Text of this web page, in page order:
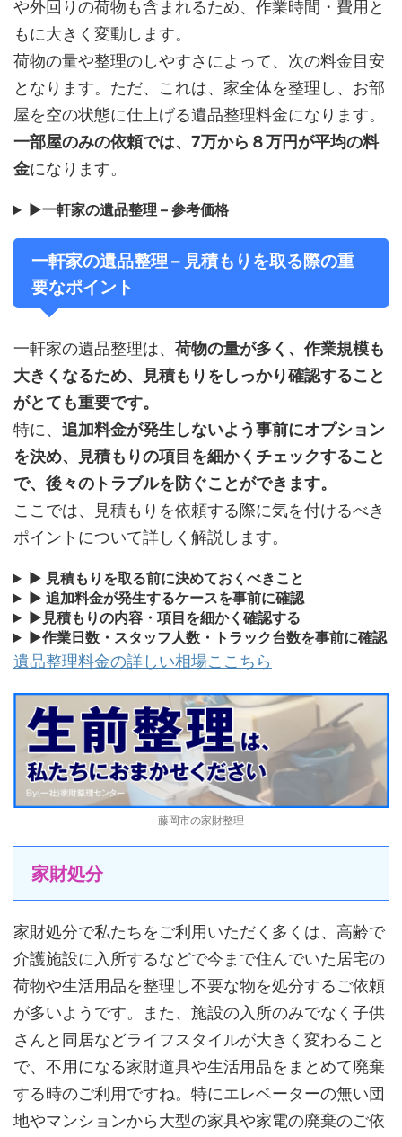
や外回りの荷物も含まれるため、作業時間・費用と
もに大きく変動します。
荷物の量や整理のしやすさによって、次の料金目安
となります。ただ、これは、家全体を整理し、お部
屋を空の状態に仕上げる遺品整理料金になります。
一部屋のみの依頼では、7万から８万円が平均の料
金になります。
▶一軒家の遺品整理 – 参考価格
一軒家の遺品整理 – 見積もりを取る際の重
要なポイント
一軒家の遺品整理は、 荷物の量が多く、作業規模も
大きくなるため、見積もりをしっかり確認すること
がとても重要です。
特に、 追加料金が発生しないよう事前にオプション
を決め、見積もりの項目を細かくチェックすること
で、後々のトラブルを防ぐことができます。
ここでは、見積もりを依頼する際に気を付けるべき
ポイントについて詳しく解説します。
▶ 見積もりを取る前に決めておくべきこと
▶ 追加料金が発生するケースを事前に確認
▶ 見積もりの内容・項目を細かく確認する
▶作業日数・スタッフ人数・トラック台数を事前に確認
遺品整理料金の詳しい相場ここちら
藤岡市の家財整理
家財処分
家財処分で私たちをご利用いただく多くは、高齢で
介護施設に入所するなどで今まで住んでいた居宅の
荷物や生活用品を整理し不要な物を処分するご依頼
が多いようです。また、施設の入所のみでなく子供
さんと同居などライフスタイルが大きく変わること
で、不用になる家財道具や生活用品をまとめて廃棄
する時のご利用ですね。特にエレベーターの無い団
地やマンションから大型の家具や家電の廃棄のご依